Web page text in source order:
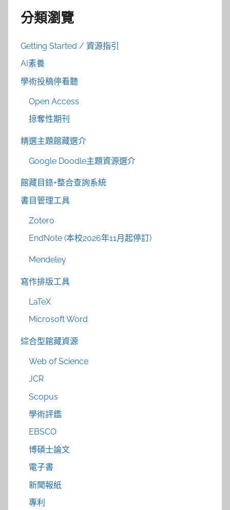
分類瀏覽
Getting Started / 資源指引
AI素養
學術投稿停看聽
Open Access
掠奪性期刊
精選主題館藏選介
Google Doodle主題資源選介
館藏目錄+整合查詢系統
書目管理工具
Zotero
EndNote (本校2026年11月起停訂)
Mendeley
寫作排版工具
LaTeX
Microsoft Word
綜合型館藏資源
Web of Science
JCR
Scopus
學術評鑑
EBSCO
博碩士論文
電子書
新聞報紙
專利